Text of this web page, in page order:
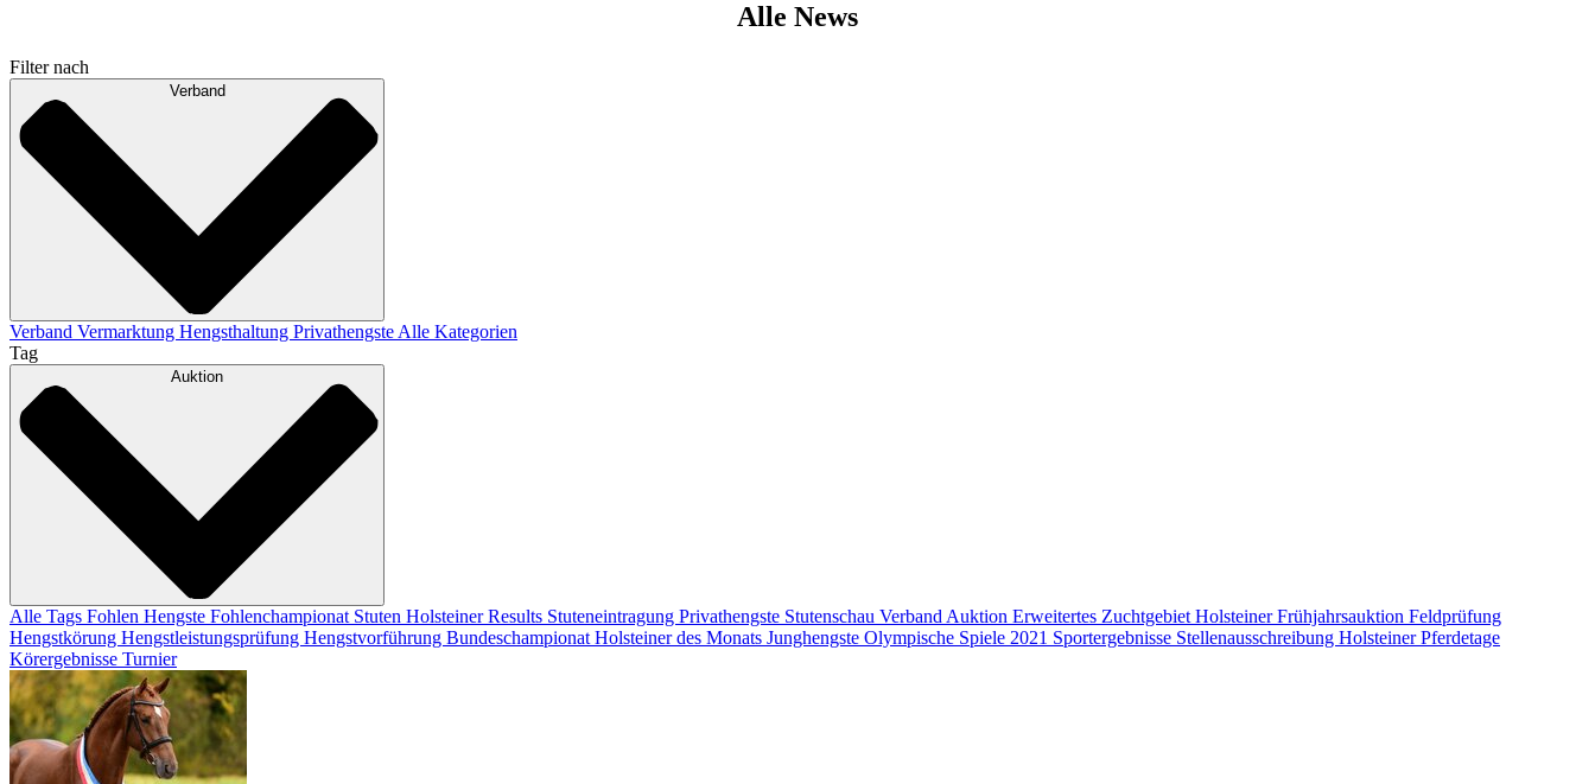
Alle News
Filter nach
Verband
Verband Vermarktung Hengsthaltung Privathengste Alle Kategorien
Tag
Auktion
Alle Tags Fohlen Hengste Fohlenchampionat Stuten Holsteiner Results Stuteneintragung Privathengste Stutenschau Verband Auktion Erweitertes Zuchtgebiet Holsteiner Frühjahrsauktion Feldprüfung
Hengstkörung Hengstleistungsprüfung Hengstvorführung Bundeschampionat Holsteiner des Monats Junghengste Olympische Spiele 2021 Sportergebnisse Stellenausschreibung Holsteiner Pferdetage
Körergebnisse Turnier